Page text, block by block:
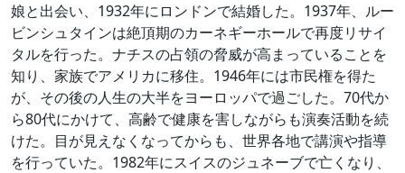
娘と出会い、1932年にロンドンで結婚した。1937年、ルー
ビンシュタインは絶頂期のカーネギーホールで再度リサイ
タルを行った。ナチスの占領の脅威が高まっていることを
知り、家族でアメリカに移住。1946年には市民権を得た
が、その後の人生の大半をヨーロッパで過ごした。70代か
ら80代にかけて、高齢で健康を害しながらも演奏活動を続
けた。目が見えなくなってからも、世界各地で講演や指導
を行っていた。1982年にスイスのジュネーブで亡くなり、